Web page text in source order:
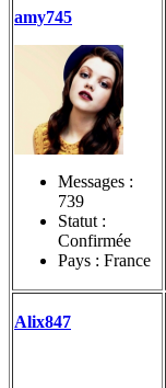
amy745
Messages :
739
Statut :
Confirmée
Pays : France
Alix847